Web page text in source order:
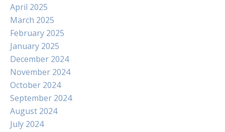
April 2025
March 2025
February 2025
January 2025
December 2024
November 2024
October 2024
September 2024
August 2024
July 2024